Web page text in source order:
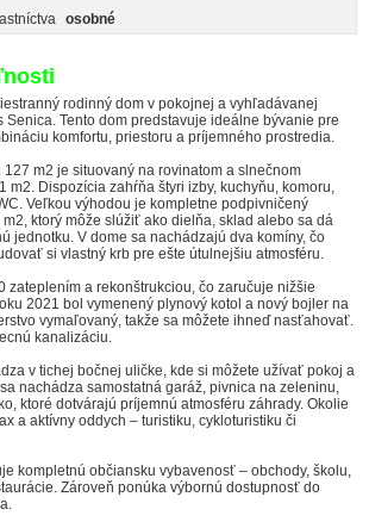
osobné
rodinný dom v pokojnej a vyhľadávanej
Senica. Tento dom predstavuje ideálne bývanie pre
komfortu, priestoru a príjemného prostredia.
127 m2 je situovaný na rovinatom a slnečnom
m2. Dispozícia zahŕňa štyri izby, kuchyňu, komoru,
Veľkou výhodou je kompletne podpivničený
ktorý môže slúžiť ako dielňa, sklad alebo sa dá
jednotku. V dome sa nachádzajú dva komíny, čo
si vlastný krb pre ešte útulnejšiu atmosféru.
zateplením a rekonštrukciou, čo zaručuje nižšie
2021 bol vymenený plynový kotol a nový bojler na
vymaľovaný, takže sa môžete ihneď nasťahovať.
kanalizáciu.
v tichej bočnej uličke, kde si môžete užívať pokoj a
nachádza samostatná garáž, pivnica na zeleninu,
ktoré dotvárajú príjemnú atmosféru záhrady. Okolie
a aktívny oddych – turistiku, cykloturistiku či
kompletnú občiansku vybavenosť – obchody, školu,
Zároveň ponúka výbornú dostupnosť do